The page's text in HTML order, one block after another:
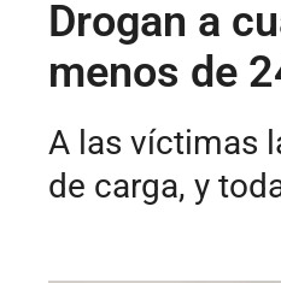
Drogan a
menos de
A las víctimas
de carga, y